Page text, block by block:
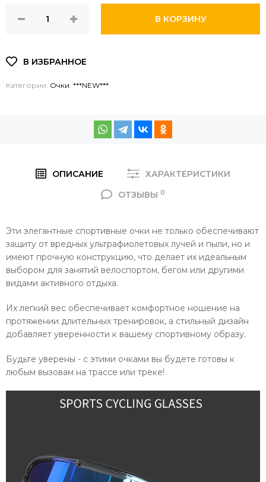
В КОРЗИНУ
Категории: Очки ***NEW***
ОПИСАНИЕ
ХАРАКТЕРИСТИКИ
ОТЗЫВЫ 0
Эти элегантные спортивные очки не только обеспечивают
защиту от вредных ультрафиолетовых лучей и пыли, но и
имеют прочную конструкцию, что делает их идеальным
выбором для занятий велоспортом, бегом или другими
видами активного отдыха.
Их легкий вес обеспечивает комфортное ношение на
протяжении длительных тренировок, а стильный дизайн
добавляет уверенности к вашему спортивному образу.
Будьте уверены - с этими очками вы будете готовы к
любым вызовам на трассе или треке!